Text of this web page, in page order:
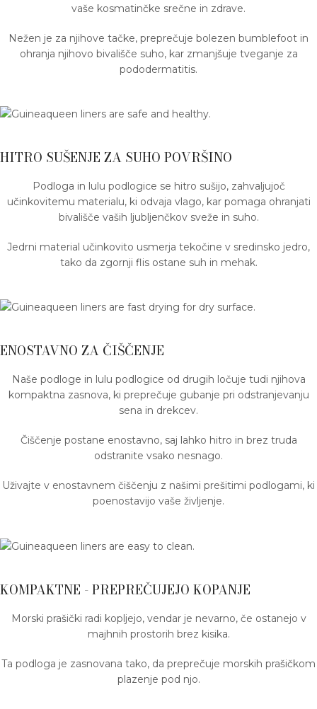
vaše kosmatinčke srečne in zdrave.
Nežen je za njihove tačke, preprečuje bolezen bumblefoot in
ohranja njihovo bivališče suho, kar zmanjšuje tveganje za
pododermatitis.
HITRO SUŠENJE ZA SUHO POVRŠINO
Podloga in lulu podlogice se hitro sušijo, zahvaljujoč
učinkovitemu materialu, ki odvaja vlago, kar pomaga ohranjati
bivališče vaših ljubljenčkov sveže in suho.
Jedrni material učinkovito usmerja tekočine v sredinsko jedro,
tako da zgornji flis ostane suh in mehak.
ENOSTAVNO ZA ČIŠČENJE
Naše podloge in lulu podlogice od drugih ločuje tudi njihova
kompaktna zasnova, ki preprečuje gubanje pri odstranjevanju
sena in drekcev.
Čiščenje postane enostavno, saj lahko hitro in brez truda
odstranite vsako nesnago.
Uživajte v enostavnem čiščenju z našimi prešitimi podlogami, ki
poenostavijo vaše življenje.
KOMPAKTNE - PREPREČUJEJO KOPANJE
Morski prašički radi kopljejo, vendar je nevarno, če ostanejo v
majhnih prostorih brez kisika.
Ta podloga je zasnovana tako, da preprečuje morskih prašičkom
plazenje pod njo.